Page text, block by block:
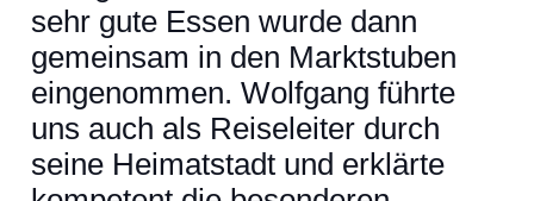
sehr gute Essen wurde dann
gemeinsam in den Marktstuben
eingenommen. Wolfgang führte
uns auch als Reiseleiter durch
seine Heimatstadt und erklärte